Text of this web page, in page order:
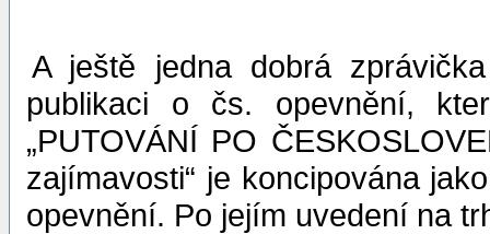
A ještě jedna dobrá
publikaci o čs. opevnění,
„PUTOVÁNÍ PO
zajímavosti“ je koncipována
opevnění. Po jejím uvedení na